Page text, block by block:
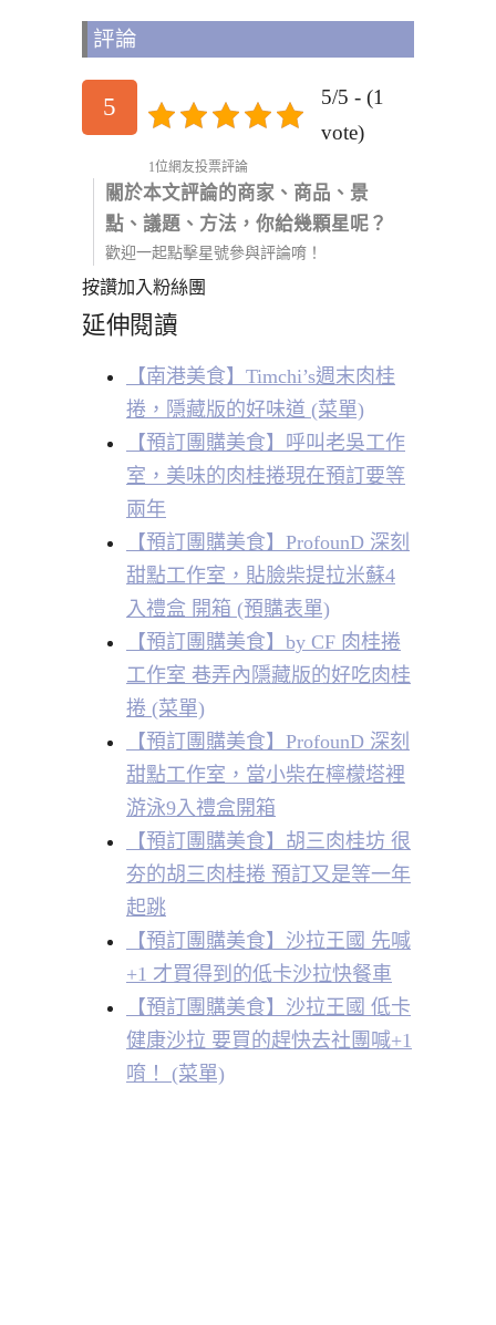
評論
5
5/5 - (1
vote)
1位網友投票評論
關於本文評論的商家、商品、景
點、議題、方法，你給幾顆星呢？
歡迎一起點擊星號參與評論唷！
按讚加入粉絲團
延伸閱讀
【南港美食】Timchi’s週末肉桂
捲，隱藏版的好味道 (菜單)
【預訂團購美食】呼叫老吳工作
室，美味的肉桂捲現在預訂要等
兩年
【預訂團購美食】ProfounD 深刻
甜點工作室，貼臉柴提拉米蘇4
入禮盒 開箱 (預購表單)
【預訂團購美食】by CF 肉桂捲
工作室 巷弄內隱藏版的好吃肉桂
捲 (菜單)
【預訂團購美食】ProfounD 深刻
甜點工作室，當小柴在檸檬塔裡
游泳9入禮盒開箱
【預訂團購美食】胡三肉桂坊 很
夯的胡三肉桂捲 預訂又是等一年
起跳
【預訂團購美食】沙拉王國 先喊
+1 才買得到的低卡沙拉快餐車
【預訂團購美食】沙拉王國 低卡
健康沙拉 要買的趕快去社團喊+1
唷！ (菜單)